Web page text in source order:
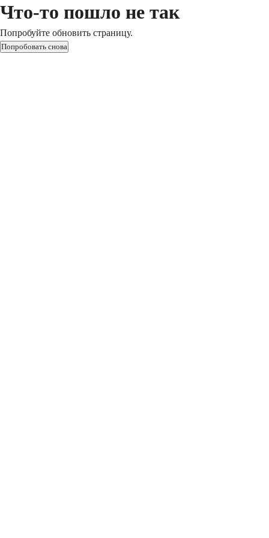
Что-то пошло не так
Попробуйте обновить страницу.
Попробовать снова